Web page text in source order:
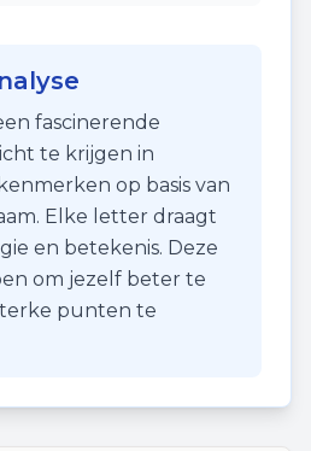
fascinerende
te krijgen in
op basis van
Elke letter draagt
en betekenis. Deze
om jezelf beter te
punten te